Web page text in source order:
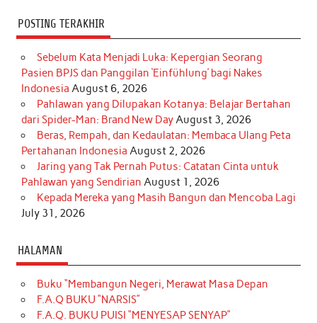
POSTING TERAKHIR
Sebelum Kata Menjadi Luka: Kepergian Seorang
Pasien BPJS dan Panggilan ‘Einfühlung’ bagi Nakes
Indonesia August 6, 2026
Pahlawan yang Dilupakan Kotanya: Belajar Bertahan
dari Spider-Man: Brand New DayAugust 3, 2026
Beras, Rempah, dan Kedaulatan: Membaca Ulang Peta
Pertahanan Indonesia August 2, 2026
Jaring yang Tak Pernah Putus: Catatan Cinta untuk
Pahlawan yang Sendirian August 1, 2026
Kepada Mereka yang Masih Bangun dan Mencoba Lagi
July 31, 2026
HALAMAN
Buku “Membangun Negeri, Merawat Masa Depan
F.A.Q BUKU “NARSIS”
F.A.Q. BUKU PUISI “MENYESAP SENYAP”